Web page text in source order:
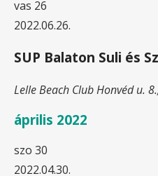
vas 26
2022.06.26.
SUP Balaton Suli és
Lelle Beach ClubHonvéd u.
április 2022
szo 30
2022.04.30.